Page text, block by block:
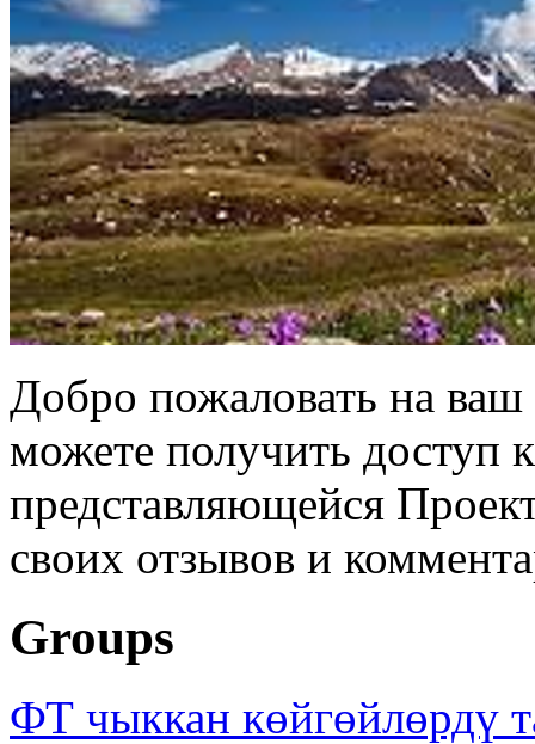
Добро пожаловать на
можете получить доступ
представляющейся
своих отзывов и
Groups
ФТ чыккан көйгөйлөрдү